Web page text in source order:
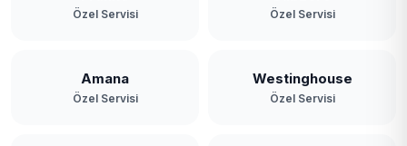
Özel Servisi Özel Servisi
Amana
Özel Servisi
Westinghouse
Özel Servisi